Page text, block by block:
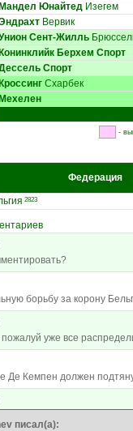
Мандел Юнайтед Изегем
Вервик
Сент-Жилль
Конинклийк Берхем Спорт
Спорт
Кроссинг Схарбек
Мехелен
-
Федерация
2823
борьбу за корону
пожалуй уже все
Де Кемпен должен
писал(а):